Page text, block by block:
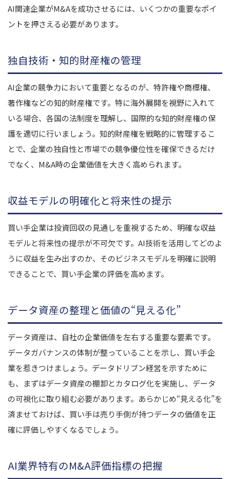
AI関連企業がM&Aを成功させるには、いくつかの重要なポイ
ントを押さえる必要があります。
独自技術・知的財産権の管理
AI企業の競争力において重要となるのが、特許権や商標権、
著作権などの知的財産権です。特に海外展開を視野に入れて
いる場合、各国の法制度を理解し、国際的な知的財産権の保
護を適切に行いましょう。知的財産権を戦略的に管理するこ
とで、企業の独自性と市場での競争優位性を確保できるだけ
でなく、M&A時の企業価値を大きく高められます。
収益モデルの明確化と将来性の提示
買い手企業は投資回収の見通しを重視するため、明確な収益
モデルと将来性の提示が不可欠です。AI技術を活用してどのよ
うに収益を生み出すのか、そのビジネスモデルを明確に説明
できることで、買い手企業の評価を高めます。
データ資産の整理と価値の“見える化”
データ資産は、自社の企業価値を左右する重要な要素です。
データガバナンスの体制が整っていることを示し、買い手企
業を惹きつけましょう。データドリブン経営を示すために
も、まずはデータ資産の棚卸とカタログ化を実施し、データ
の可視化に取り組む必要があります。あらかじめ“見える化”を
済ませておけば、買い手は売り手側が持つデータの価値を正
確に評価しやすくなるでしょう。
AI業界特有のM&A評価指標の把握